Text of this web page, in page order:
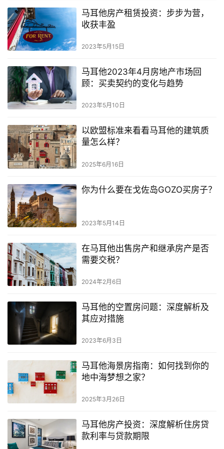
马耳他房产租赁投资：步步为营，
收获丰盈
2023年5月15日
马耳他2023年4月房地产市场回
顾：买卖契约的变化与趋势
2023年5月10日
以欧盟标准来看看马耳他的建筑质
量怎么样？
2025年6月16日
你为什么要在戈佐岛GOZO买房子？
2023年5月14日
在马耳他出售房产和继承房产是否
需要交税？
2024年2月6日
马耳他的空置房问题：深度解析及
其应对措施
2023年6月3日
马耳他海景房指南：如何找到你的
地中海梦想之家？
2025年3月26日
马耳他房产投资：深度解析住房贷
款利率与贷款期限